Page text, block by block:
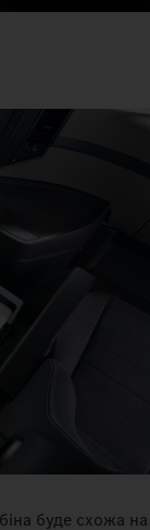
буде схожа на